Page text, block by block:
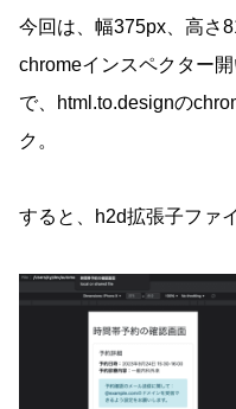
今回は、幅375px、高さ
chromeインスペクター
で、html.to.designの
ク。
すると、h2d拡張子ファ